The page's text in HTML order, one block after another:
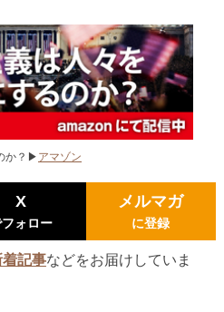
か？▶ アマゾン
X
ォロー
メルマガ
に登録
着記事などをお届けしていま